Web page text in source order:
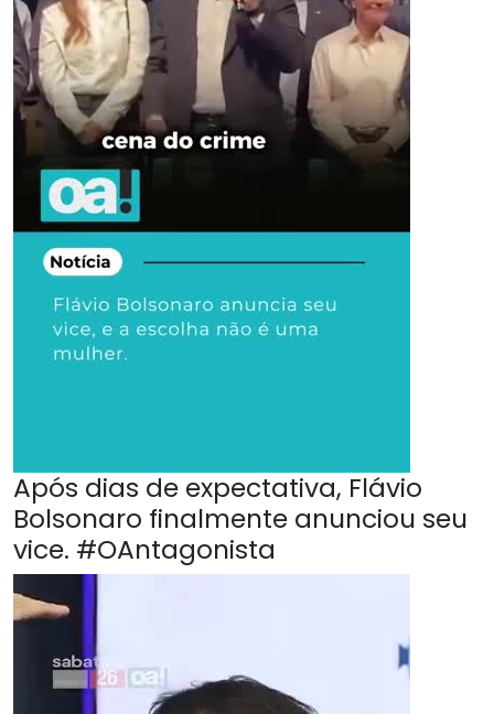
Após dias de expectativa, Flávio
Bolsonaro finalmente anunciou seu
vice. #OAntagonista